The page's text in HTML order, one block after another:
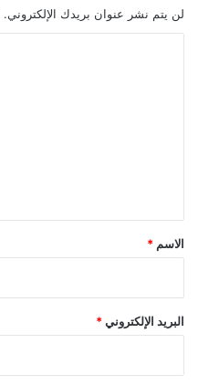
لن يتم نشر عنوان بريدك الإلكتروني.
*
الاسم *
البريد الإلكتروني *